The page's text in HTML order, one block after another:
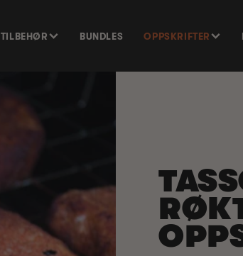
TILBEHØR BUNDLES OPPSKRIFTER